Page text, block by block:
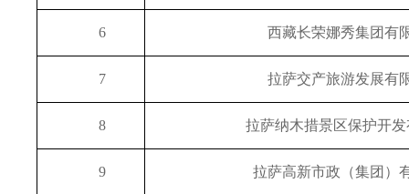
6 西藏长荣娜秀集团有
7 拉萨交产旅游发展有
8 拉萨纳木措景区保护开
9 拉萨高新市政（集团）